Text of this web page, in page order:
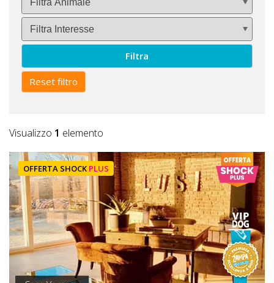
CHIEDI
CODICE
SCONTO
Video
Lavora
con
Noi
Inserisci
Attività
Filtra
Reset filtro
Visualizzo 1 elemento
OFFERTA SHOCK PLUS